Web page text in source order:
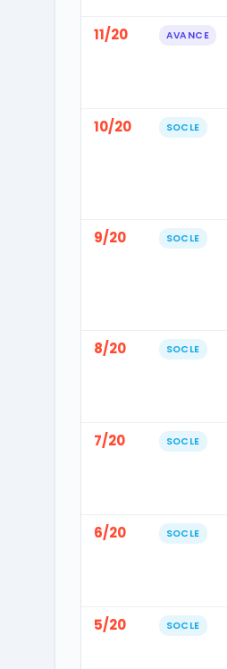
11/20 AVANCE
10/20 SOCLE
9/20 SOCLE
8/20 SOCLE
7/20 SOCLE
6/20 SOCLE
5/20 SOCLE